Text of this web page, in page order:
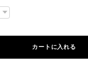
カートに入れる